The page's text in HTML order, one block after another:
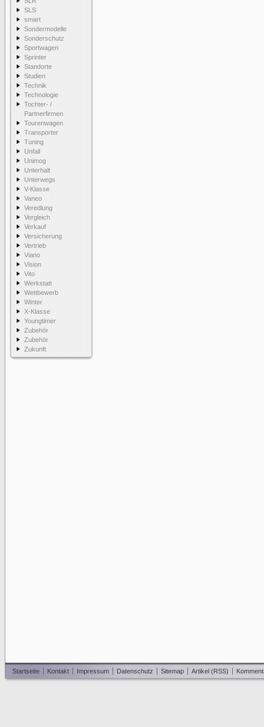
SLS
smart
Sondermodelle
Sonderschutz
Sportwagen
Sprinter
Standorte
Studien
Technik
Technologie
Tochter- /
Partnerfirmen
Tourenwagen
Transporter
Tuning
Unfall
Unimog
Unterhalt
Unterwegs
V-Klasse
Vaneo
Veredlung
Vergleich
Verkauf
Versicherung
Vertrieb
Viano
Vision
Vito
Werkstatt
Wettbewerb
Winter
X-Klasse
Youngtimer
Zubehör
Zubehör
Zukunft
Startseite Kontakt Impressum Datenschutz Sitemap Artikel (RSS)